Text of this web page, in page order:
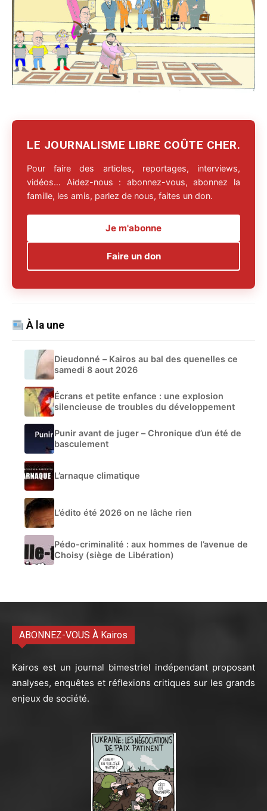
LE JOURNALISME LIBRE COÛTE CHER.
Pour faire des articles, reportages, interviews,
vidéos… Aidez-nous : abonnez-vous, abonnez la
famille, les amis, parlez de nous, faites un don.
Je m'abonne
Faire un don
À la une
Dieudonné – Kairos au bal des quenelles ce
samedi 8 aout 2026
Écrans et petite enfance : une explosion
silencieuse de troubles du développement
Punir avant de juger – Chronique d’un été de
basculement
L’arnaque climatique
L’édito été 2026 on ne lâche rien
Pédo-criminalité : aux hommes de l’avenue de
Choisy (siège de Libération)
ABONNEZ-VOUS À Kairos
Kairos est un journal bimestriel indépendant proposant
analyses, enquêtes et réflexions critiques sur les grands
enjeux de société.